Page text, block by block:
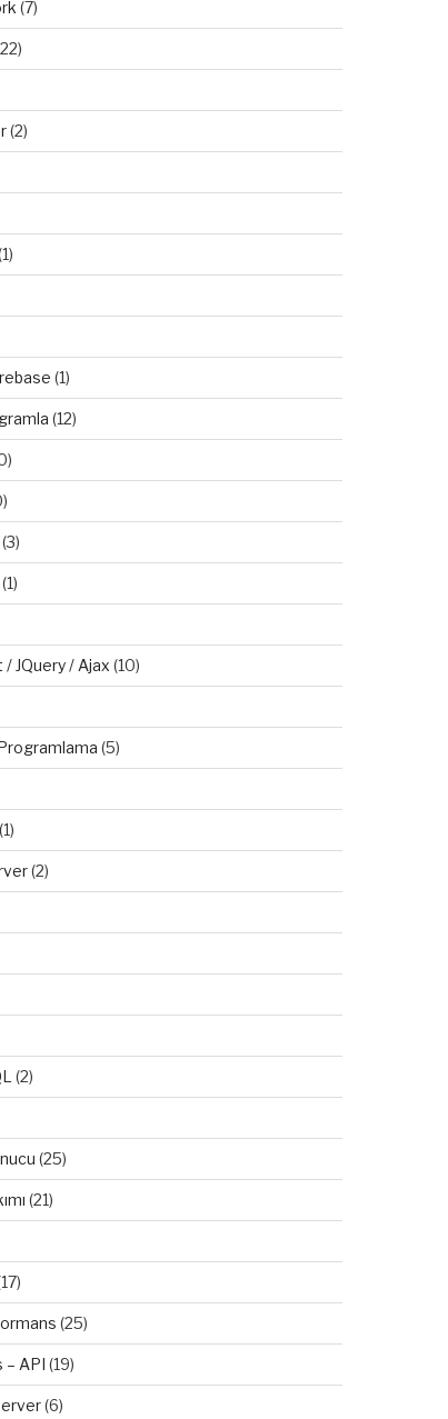
(7)
(2)
(1)
(12)
(3)
(1)
/ JQuery / Ajax (10)
(5)
(1)
(2)
(2)
(25)
(21)
(25)
– API (19)
(6)